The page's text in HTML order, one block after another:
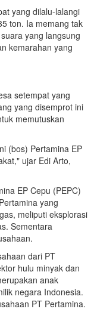
yang dilalu-lalangi
ton. Ia memang tak
yang langsung
kemarahan yang
setempat yang
yang disemprot ini
memutuskan
(bos) Pertamina EP
ujar Edi Arto,
EP Cepu (PEPC)
Pertamina yang
meliputi eksplorasi
Sementara
dari PT
hulu minyak dan
anak
negara Indonesia.
PT Pertamina.